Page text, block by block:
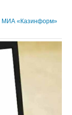
МИА «Казинформ»